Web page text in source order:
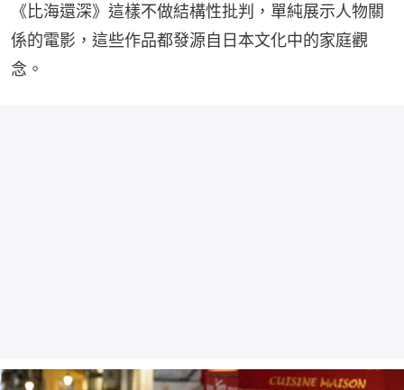
《比海還深》這樣不做結構性批判，單純展示人物關
係的電影，這些作品都發源自日本文化中的家庭觀
念。